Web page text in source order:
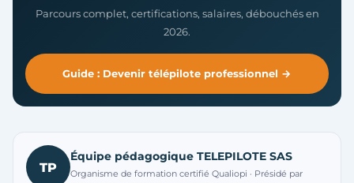
Parcours complet, certifications, salaires, débouchés en
2026.
Guide : Devenir télépilote professionnel →
TP
Équipe pédagogique TELEPILOTE SAS
Organisme de formation certifié Qualiopi · Présidé par